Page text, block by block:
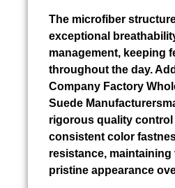
The microfiber
exceptional
management, keeping
throughout the day.
Company Factory
Suede
rigorous quality
consistent color
resistance, maintaining
pristine appearance